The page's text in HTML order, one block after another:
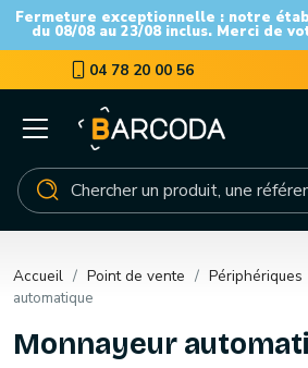
Fermeture exceptionnelle : notre
du 08/08 au 23/08 inclus. Merci de
04 78 20 00 56
Accueil Point de vente Périphériques
automatique
Monnayeur